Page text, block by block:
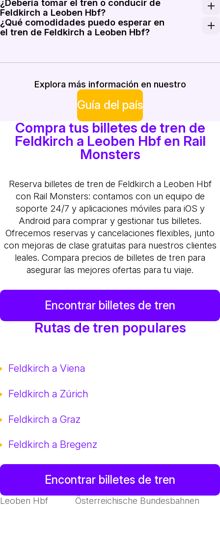
La distancia recorrida en tren desde Feldkirch hasta
¿Debería tomar el tren o conducir de
Feldkirch a Leoben Hbf?
Tomar el tren ofrece una experiencia más relajante
¿Qué comodidades puedo esperar en
el tren de Feldkirch a Leoben Hbf?
Explora más información en nuestro
Guía del país
Compra tus billetes de tren de
Feldkirch a Leoben Hbf en Rail
Monsters
Reserva billetes de tren de Feldkirch a Leoben Hbf
con Rail Monsters: contamos con un equipo de
soporte 24/7 y aplicaciones móviles para iOS y
Android para comprar y gestionar tus billetes.
Ofrecemos reservas y cancelaciones flexibles, junto
con mejoras de clase gratuitas para nuestros clientes
leales. Compara precios de billetes de tren para
asegurar las mejores ofertas para tu viaje.
Encontrar billetes de tren
Rutas de tren populares
Feldkirch a Viena
Feldkirch a Zúrich
Feldkirch a Graz
Feldkirch a Bregenz
Encontrar billetes de tren
Leoben Hbf Österreichische Bundesbahnen